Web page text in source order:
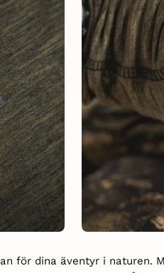
för dina äventyr i naturen.